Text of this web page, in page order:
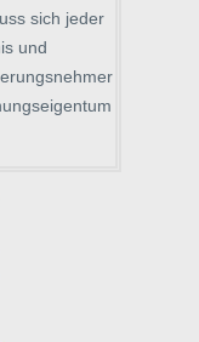
sich jeder
und